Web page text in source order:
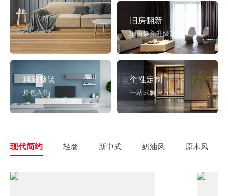
旧房翻新
旧房焕新升级改造
精致整装
拎包入住
个性定制
一站式解决方案
现代简约 轻奢 新中式 奶油风 原木风